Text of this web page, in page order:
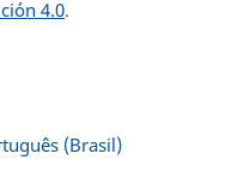
4.0.
(Brasil)